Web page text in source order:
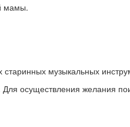
мамы.
музыкальных
Для осуществления желания